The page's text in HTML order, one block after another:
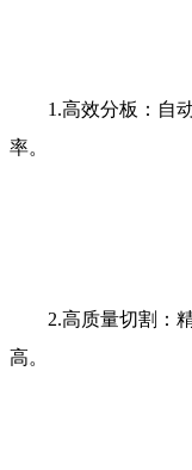
1.高效分板：自
率。
2.高质量切割：
高。